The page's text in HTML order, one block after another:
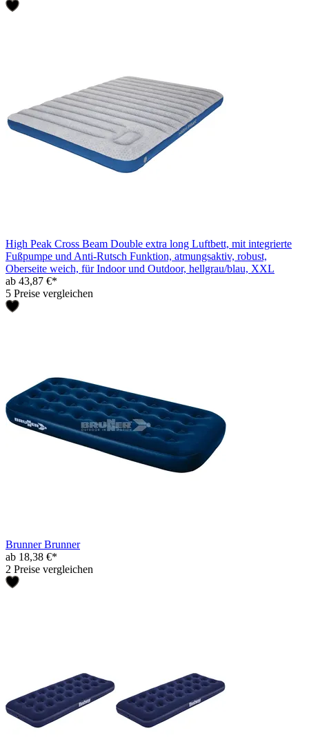
High Peak Cross Beam Double extra long Luftbett, mit integrierte
Fußpumpe und Anti-Rutsch Funktion, atmungsaktiv, robust,
Oberseite weich, für Indoor und Outdoor, hellgrau/blau, XXL
ab 43,87 €*
5 Preise vergleichen
Brunner Brunner
ab 18,38 €*
2 Preise vergleichen